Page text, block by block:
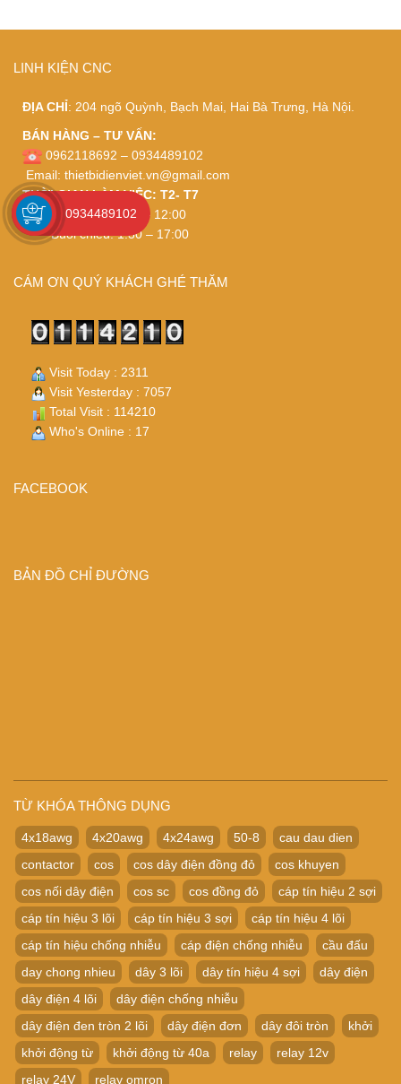
LINH KIỆN CNC
ĐỊA CHỈ: 204 ngõ Quỳnh, Bạch Mai, Hai Bà Trưng, Hà Nội.
BÁN HÀNG – TƯ VẤN:
0962118692 – 0934489102
Email: thietbidienviet.vn@gmail.com
THỜI GIAN LÀM VIỆC: T2- T7
Buổi sáng: 8:30 – 12:00
Buổi chiều: 1:30 – 17:00
CÁM ƠN QUÝ KHÁCH GHÉ THĂM
Visit Today : 2311
Visit Yesterday : 7057
Total Visit : 114210
Who's Online : 17
FACEBOOK
BẢN ĐỒ CHỈ ĐƯỜNG
TỪ KHÓA THÔNG DỤNG
4x18awg 4x20awg 4x24awg 50-8
cau dau dien
contactor
cos cos dây điện đồng đỏ
cos khuyen
cos nối dây điện
cos sc cos đồng đỏ
cáp tín hiệu 2 sợi
cáp tín hiệu 3 lõi
cáp tín hiệu 3 sợi
cáp tín hiệu 4 lõi
cáp tín hiệu chống nhiễu
cáp điện chống nhiễu
cầu đấu
day chong nhieu
dây 3 lõi dây tín hiệu 4 sợi
dây điện
dây điện 4 lõi
dây điện chống nhiễu
dây điện đen tròn 2 lõi
dây điện đơn dây đôi tròn
khởi
khởi động từ
khởi động từ 40a relay
relay 12v
relay 24V
relay omron
0934489102